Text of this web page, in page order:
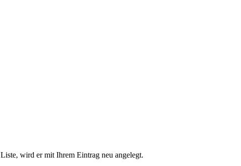
wird er mit Ihrem Eintrag neu angelegt.